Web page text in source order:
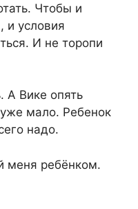
Чтобы и
и условия
И не торопи
А Вике опять
мало. Ребенок
надо.
меня ребёнком.